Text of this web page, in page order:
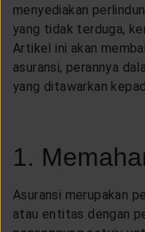
menyediakan
yang tidak terduga,
Artikel ini akan
asuransi, perannya
yang ditawarkan
1.
Asuransi merupakan
atau entitas dengan
MARKETING
INSURANCE
CUSTOMER SERVICE